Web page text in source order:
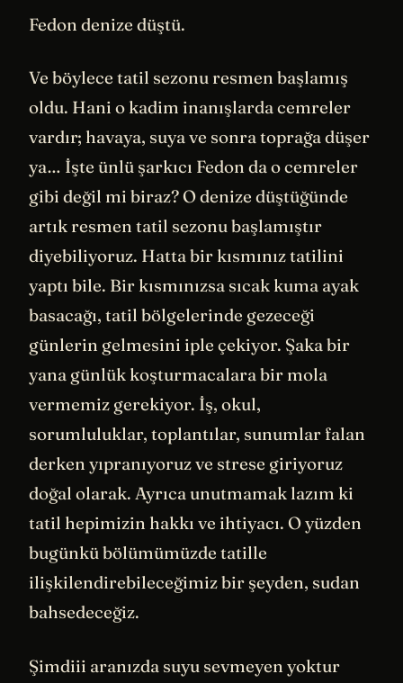
Fedon denize düştü.
Ve böylece tatil sezonu resmen başlamış
oldu. Hani o kadim inanışlarda cemreler
vardır; havaya, suya ve sonra toprağa düşer
ya… İşte ünlü şarkıcı Fedon da o cemreler
gibi değil mi biraz? O denize düştüğünde
artık resmen tatil sezonu başlamıştır
diyebiliyoruz. Hatta bir kısmınız tatilini
yaptı bile. Bir kısmınızsa sıcak kuma ayak
basacağı, tatil bölgelerinde gezeceği
günlerin gelmesini iple çekiyor. Şaka bir
yana günlük koşturmacalara bir mola
vermemiz gerekiyor. İş, okul,
sorumluluklar, toplantılar, sunumlar falan
derken yıpranıyoruz ve strese giriyoruz
doğal olarak. Ayrıca unutmamak lazım ki
tatil hepimizin hakkı ve ihtiyacı. O yüzden
bugünkü bölümümüzde tatille
ilişkilendirebileceğimiz bir şeyden, sudan
bahsedeceğiz.
Şimdiii aranızda suyu sevmeyen yoktur